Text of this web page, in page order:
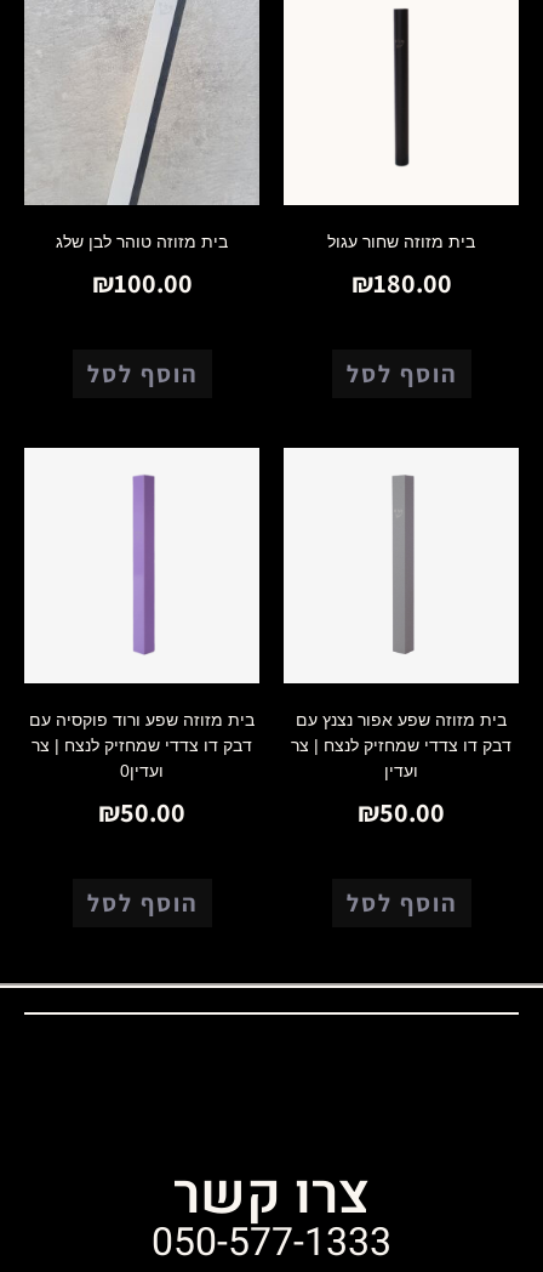
בית מזוזה שחור עגול
₪180.00
הוסף לסל
בית מזוזה טוהר לבן שלג
₪100.00
הוסף לסל
בית מזוזה שפע אפור נצנץ עם
דבק דו צדדי שמחזיק לנצח | צר
ועדין
₪50.00
הוסף לסל
בית מזוזה שפע ורוד פוקסיה עם
דבק דו צדדי שמחזיק לנצח | צר
ועדין0
₪50.00
הוסף לסל
צרו קשר
050-577-1333